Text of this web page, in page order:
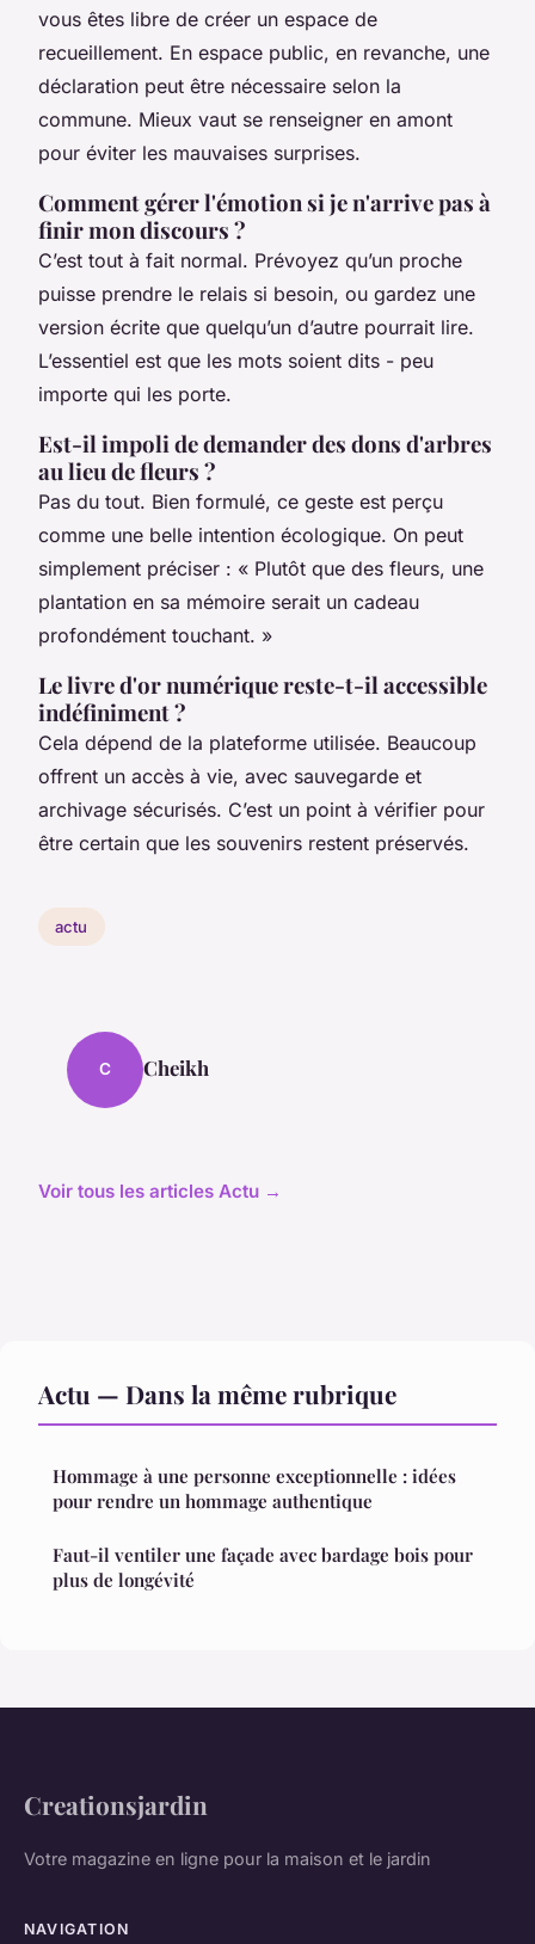
vous êtes libre de créer un espace de
recueillement. En espace public, en revanche, une
déclaration peut être nécessaire selon la
commune. Mieux vaut se renseigner en amont
pour éviter les mauvaises surprises.
Comment gérer l'émotion si je n'arrive pas à
finir mon discours ?
C’est tout à fait normal. Prévoyez qu’un proche
puisse prendre le relais si besoin, ou gardez une
version écrite que quelqu’un d’autre pourrait lire.
L’essentiel est que les mots soient dits - peu
importe qui les porte.
Est-il impoli de demander des dons d'arbres
au lieu de fleurs ?
Pas du tout. Bien formulé, ce geste est perçu
comme une belle intention écologique. On peut
simplement préciser : « Plutôt que des fleurs, une
plantation en sa mémoire serait un cadeau
profondément touchant. »
Le livre d'or numérique reste-t-il accessible
indéfiniment ?
Cela dépend de la plateforme utilisée. Beaucoup
offrent un accès à vie, avec sauvegarde et
archivage sécurisés. C’est un point à vérifier pour
être certain que les souvenirs restent préservés.
actu
C Cheikh
Voir tous les articles Actu →
Actu — Dans la même rubrique
Hommage à une personne exceptionnelle : idées
pour rendre un hommage authentique
Faut-il ventiler une façade avec bardage bois pour
plus de longévité
Creationsjardin
Votre magazine en ligne pour la maison et le jardin
NAVIGATION